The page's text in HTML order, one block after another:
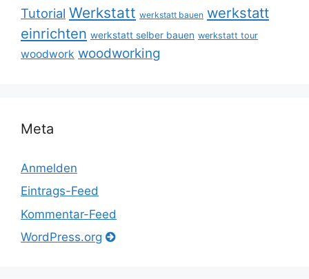
Tutorial Werkstatt werkstatt bauen werkstatt
einrichten werkstatt selber bauen werkstatt tour
woodwork woodworking
Meta
Anmelden
Eintrags-Feed
Kommentar-Feed
WordPress.org